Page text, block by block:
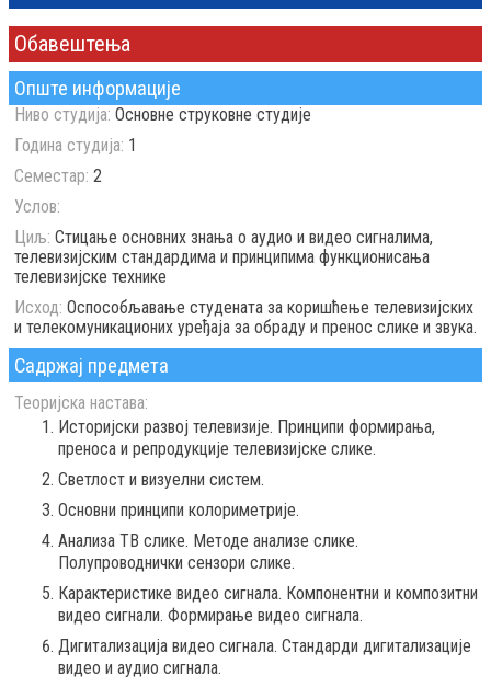
Опште информације
Ниво студија: Основне струковне студије
Година студија: 1
Семестар: 2
Услов:
Циљ: Стицање основних знања о аудио и видео сигналима,
телевизијским стандардима и принципима функционисања
телевизијске технике
Исход: Оспособљавање студената за коришћење телевизијских
и телекомуникационих уређаја за обраду и пренос слике и звука.
Садржај предмета
Теоријска настава:
Историјски развој телевизије. Принципи формирања,
преноса и репродукције телевизијске слике.
Светлост и визуелни систем.
Основни принципи колориметрије.
Анализа ТВ слике. Методе анализе слике.
Полупроводнички сензори слике.
Карактеристике видео сигнала. Компонентни и композитни
видео сигнали. Формирање видео сигнала.
Дигитализација видео сигнала. Стандарди дигитализације
видео и аудио сигнала.
Обавештења